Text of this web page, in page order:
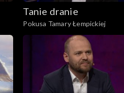
Tanie dranie
Pokusa Tamary Łempickiej